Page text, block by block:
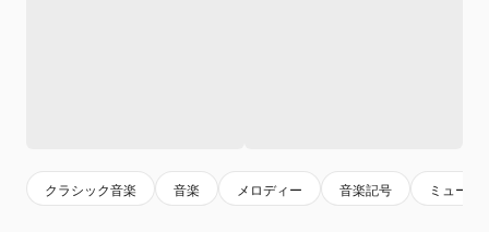
クラシック音楽 音楽 メロディー 音楽記号 ミュージ